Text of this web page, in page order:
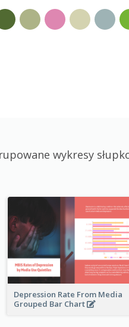
wykresy
Depression Rate From Media
Grouped Bar Chart